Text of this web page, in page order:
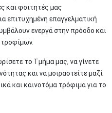
και φοιτητές μας
επιτυχημένη επαγγελματική
ενεργά στην πρόοδο και
το Τμήμα μας, να γίνετε
και να μοιραστείτε μαζί
και καινοτόμα τρόφιμα για το